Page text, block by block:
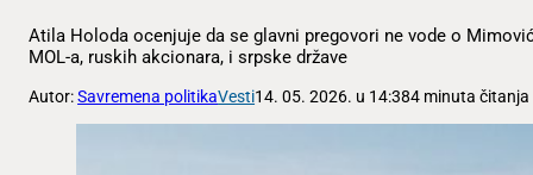
Atila Holoda ocenjuje da se glavni pregovori ne vode o
MOL-a, ruskih akcionara, i srpske države
Autor:Savremena politikaVesti14. 05. 2026. u 14:384 minuta čitanja